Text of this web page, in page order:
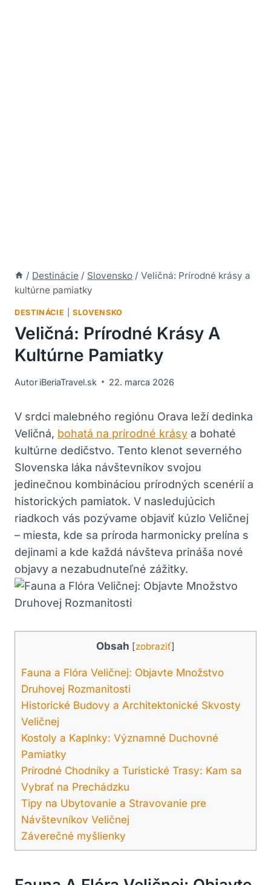
/ Destinácie / Slovensko / Veličná: Prírodné krásy a
kultúrne pamiatky
DESTINÁCIE |SLOVENSKO
Veličná: Prírodné Krásy A
Kultúrne Pamiatky
Autor iBeriaTravel.sk 22. marca 2026
V srdci malebného ​regiónu Orava leží​ dedinka
Veličná, ‍ bohatá na prírodné krásy ​ a bohaté
kultúrne dedičstvo. Tento klenot​ severného
Slovenska láka návštevníkov svojou
jedinečnou ⁤kombináciou prírodných⁢ scenérií a
historických pamiatok. V⁢ nasledujúcich
riadkoch vás pozývame objaviť‌ kúzlo ‍Veličnej⁣
– miesta,⁣ kde ‍sa príroda harmonicky prelína s
dejinami a kde každá⁢ návšteva prináša nové
objavy a nezabudnuteľné zážitky.
Obsah [zobraziť]
Fauna a Flóra Veličnej: ⁤Objavte Množstvo ​
Druhovej Rozmanitosti
Historické​ Budovy a ⁢Architektonické Skvosty
Veličnej
Kostoly a Kaplnky: Významné Duchovné
Pamiatky
Prírodné Chodníky‌ a Turistické⁤ Trasy: Kam ​sa
Vybrať ‍na⁤ Prechádzku
Tipy ​na⁤ Ubytovanie a Stravovanie pre
Návštevníkov Veličnej
Záverečné myšlienky